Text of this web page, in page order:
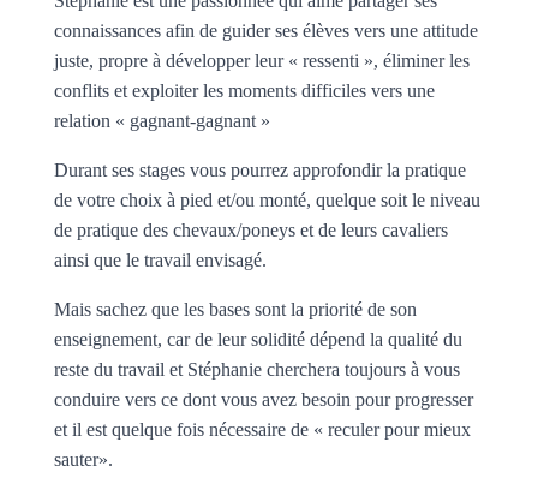
connaissances afin de guider ses élèves vers une attitude
juste, propre à développer leur « ressenti », éliminer les
conflits et exploiter les moments difficiles vers une
relation « gagnant-gagnant »
Durant ses stages vous pourrez approfondir la pratique
de votre choix à pied et/ou monté, quelque soit le niveau
de pratique des chevaux/poneys et de leurs cavaliers
ainsi que le travail envisagé.
Mais sachez que les bases sont la priorité de son
enseignement, car de leur solidité dépend la qualité du
reste du travail et Stéphanie cherchera toujours à vous
conduire vers ce dont vous avez besoin pour progresser
et il est quelque fois nécessaire de « reculer pour mieux
sauter».